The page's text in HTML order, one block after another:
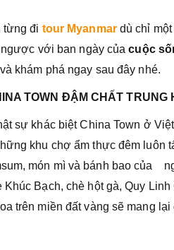
từng đi tour Myanmardù chỉ một
với ban ngày của cuộc
khám phá ngay sau đây nhé.
TOWN ĐẬM CHẤT TRUNG
sự khác biệt China Town ở
khu chợ ẩm thực đêm luôn
món mì và bánh bao của
Khúc Bạch, chè hột gà, Quy
trên miền đất vàng sẽ mang